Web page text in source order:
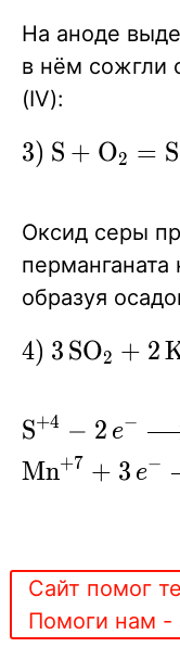
+ 2H2O =
2Cu v +
O2 ^ +
4HNO3}
На аноде
в нём сожгли
(IV):
\ce{3)
O2 =
SO2
^}
3) S + OX
2 = S
Оксид серы
образуя
\ce{4)
2KMnO4
+ 4KOH
=
2MnO2 v
+
2H2O}
4) 3 SOX
2 + 2
\ce{
S^{+4} -
\ce{
Mn^{+7}
S X
+4 − 2 eX
−
Mn X
+7 + 3 eX
−
Сайт помог
Помоги нам -